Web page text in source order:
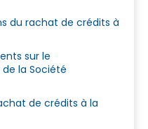
du rachat de crédits à
sur le
la Société
de crédits à la